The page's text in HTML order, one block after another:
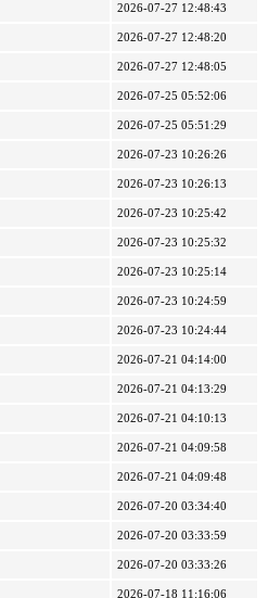
2026-07-27 12:48:43
2026-07-27 12:48:20
2026-07-27 12:48:05
2026-07-25 05:52:06
2026-07-25 05:51:29
2026-07-23 10:26:26
2026-07-23 10:26:13
2026-07-23 10:25:42
2026-07-23 10:25:32
2026-07-23 10:25:14
2026-07-23 10:24:59
2026-07-23 10:24:44
2026-07-21 04:14:00
2026-07-21 04:13:29
2026-07-21 04:10:13
2026-07-21 04:09:58
2026-07-21 04:09:48
2026-07-20 03:34:40
2026-07-20 03:33:59
2026-07-20 03:33:26
2026-07-18 11:16:06